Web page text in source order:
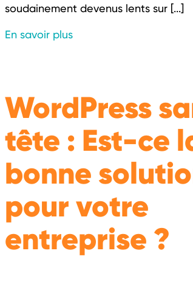
soudainement devenus lents sur [...]
En savoir plus
WordPress
tête : Est-ce
bonne
pour votre
entreprise ?